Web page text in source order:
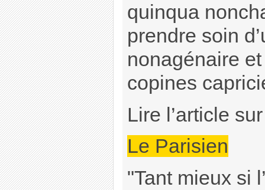
quinqua
prendre soin
nonagénaire
copines
Lire l’article
Le Parisien
"Tant mieux si